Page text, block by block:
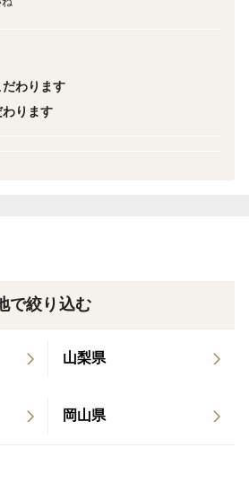
おりません。
を守る大切な存在です。
指して育てています。
わります
ります
で絞り込む
山梨県
岡山県